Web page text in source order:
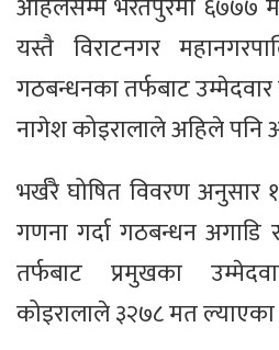
अहिलेसम्म भरतपुरमा ६७७७
यस्तै विराटनगर
गठबन्धनका तर्फबाट
नागेश कोइरालाले अहिले पनि
भर्खरै घोषित विवरण
गणना गर्दा गठबन्धन
तर्फबाट प्रमुखका
कोइरालाले ३२७८ मत